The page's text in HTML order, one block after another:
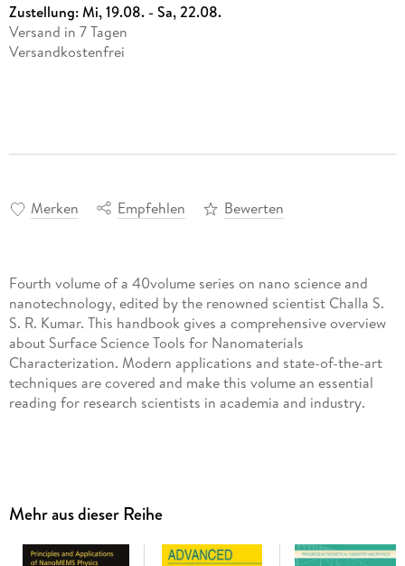
Zustellung:Mi, 19.08. - Sa, 22.08.
Versand in 7 Tagen
Versandkostenfrei
Merken Empfehlen Bewerten
Fourth volume of a 40volume series on nano science and
nanotechnology, edited by the renowned scientist Challa S.
S. R. Kumar. This handbook gives a comprehensive overview
about Surface Science Tools for Nanomaterials
Characterization. Modern applications and state-of-the-art
techniques are covered and make this volume an essential
reading for research scientists in academia and industry.
Imaging. - The Synchrotron Based VUV Resonant
Photoemission for Characterisation of Nanomaterials. - SPM
for Characterization of PbSe Nanocrystals. -Scanning Probe
Mehr aus dieser Reihe